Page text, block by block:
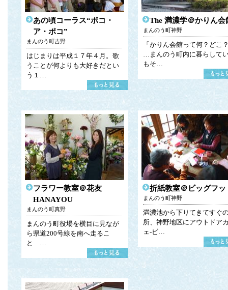
あの頃コーラス“ポコ・
ア・ポコ”
まんのう町吉野
はじまりは平成１７年４月。歌
うことが何よりも大好きだとい
う１…
The 満濃学＠かりん会
まんのう町神野
「かりん会館って何？どこ
…まんのう町内に暮らして
もそ…
フラワー教室＠花友
HANAYOU
まんのう町真野
まんのう町役場を横目に見なが
ら県道200号線を南へ走るこ
と …
折紙教室＠ビッグフッ
まんのう町神野
満濃池から下りてきてすぐ
所、神野地区にアウトドア
ェ-ビ…